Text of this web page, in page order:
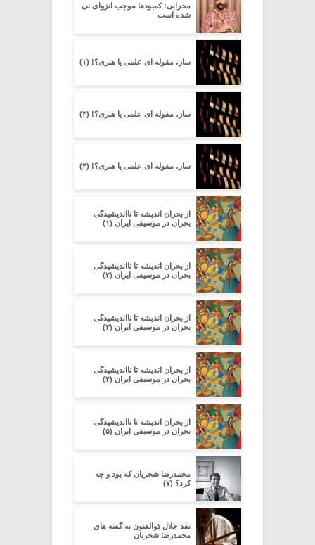
محرابی: کمبودها موجب انزوای نی
شده است
ساز، مقوله ای علمی یا هنری؟! (۱)
ساز، مقوله ای علمی یا هنری؟! (۳)
ساز، مقوله ای علمی یا هنری؟! (۴)
از بحران اندیشه تا نااندیشیدگی
بحران در موسیقی ایران (۱)
از بحران اندیشه تا نااندیشیدگی
بحران در موسیقی ایران (۲)
از بحران اندیشه تا نااندیشیدگی
بحران در موسیقی ایران (۳)
از بحران اندیشه تا نااندیشیدگی
بحران در موسیقی ایران (۴)
از بحران اندیشه تا نااندیشیدگی
بحران در موسیقی ایران (۵)
محمدرضا شجریان که بود و چه
کرد؟ (۷)
نقد جلال ذوالفنون به گفته های
محمدرضا شجریان